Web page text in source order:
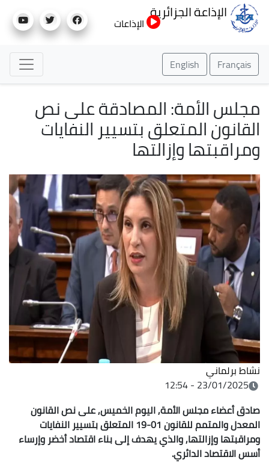
إلى
الإذاعة الجزائرية
الإذاعات
Français
English
مجلس الأمة: المصادقة على نص
القانون المتعلق بتسيير النفايات
ومراقبتها وإزالتها
نشاط برلماني
23/01/2025 - 12:54
صادق أعضاء مجلس الأمة, اليوم الخميس, على نص القانون
المعدل والمتمم للقانون 01-19 المتعلق بتسيير النفايات
ومراقبتها وإزالتها, والذي يهدف إلى بناء اقتصاد أخضر وإرساء
أسس الاقتصاد الدائري.